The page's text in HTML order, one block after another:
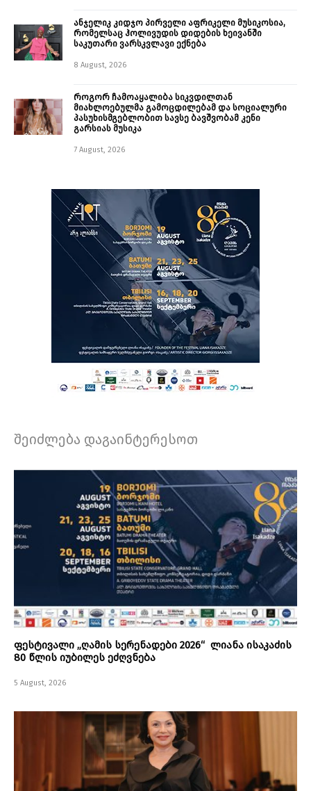
ანჯელიკ კიდჯო პირველი აფრიკელი მუსიკოსია,
რომელსაც ჰოლივუდის დიდების ხეივანში
საკუთარი ვარსკვლავი ექნება
8 August, 2026
როგორ ჩამოაყალიბა სიკვდილთან
მიახლოებულმა გამოცდილებამ და სოციალური
პასუხისმგებლობით სავსე ბავშვობამ კენი
გარსიას მუსიკა
7 August, 2026
შეიძლება დაგაინტერესოთ
ფესტივალი „ღამის სერენადები 2026“ ლიანა ისაკაძის
80 წლის იუბილეს ეძღვნება
5 August, 2026